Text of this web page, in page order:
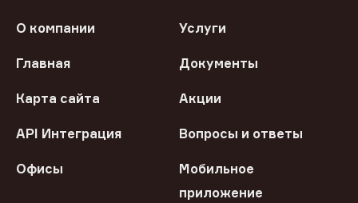
О компании Услуги
Главная Документы
Карта сайта Акции
API Интеграция Вопросы и ответы
Офисы
Мобильное
приложение